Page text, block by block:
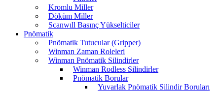
Kromlu Miller
Döküm Miller
Scanwıll Basınç Yükselticiler
Pnömatik
Pnömatik Tutucular (Gripper)
Winman Zaman Roleleri
Winman Pnömatik Silindirler
Winman Rodless Silindirler
Pnömatik Borular
Yuvarlak Pnömatik Silindir Boruları